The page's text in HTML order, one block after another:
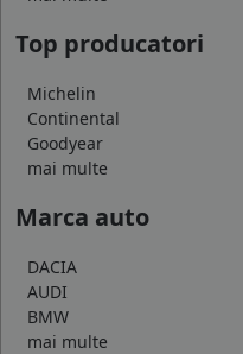
Top producatori
Michelin
Continental
Goodyear
mai multe
Marca auto
DACIA
AUDI
BMW
mai multe